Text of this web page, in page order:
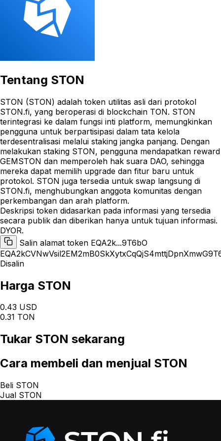
Tentang STON
STON (STON) adalah token utilitas asli dari protokol
STON.fi, yang beroperasi di blockchain TON. STON
terintegrasi ke dalam fungsi inti platform, memungkinkan
pengguna untuk berpartisipasi dalam tata kelola
terdesentralisasi melalui staking jangka panjang. Dengan
melakukan staking STON, pengguna mendapatkan reward
GEMSTON dan memperoleh hak suara DAO, sehingga
mereka dapat memilih upgrade dan fitur baru untuk
protokol. STON juga tersedia untuk swap langsung di
STON.fi, menghubungkan anggota komunitas dengan
perkembangan dan arah platform.
Deskripsi token didasarkan pada informasi yang tersedia
secara publik dan diberikan hanya untuk tujuan informasi.
DYOR.
Salin alamat token EQA2k...9T6bO
Disalin
Harga STON
0.43 USD
0.31 TON
Tukar STON sekarang
Cara membeli dan menjual STON
Beli STON
Jual STON